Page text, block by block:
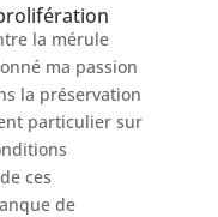
la mérule
ma passion
la préservation
particulier sur
ces
de